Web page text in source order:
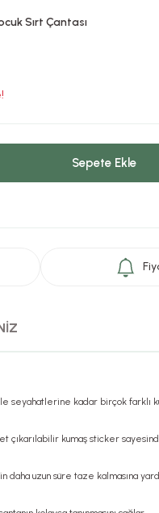
Sırt Çantası
Sepete Ekle
seyahatlerine kadar birçok farklı
çıkarılabilir kumaş sticker
uzun süre taze kalmasına